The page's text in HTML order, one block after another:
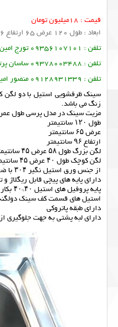
قیمت : 18میلیون تومان
ابعاد : طول 120 عرض 65 ارتفاع 96 سانتیمتر
تلفن : 09356107101 تورج امین فر
تلفن : 09378003488 ساسان پرتو
تلفن : 09128931339 منصور امین فر
سینک ظرفشویی استیل با دو لگن
زنگ می باشد.
مزیت سينک در مدل پرسی طول عمر
طول ۱۲۰ سانتیمتر
عرض ۶۵ سانتیمتر
ارتفاع ۹۶ سانتیمتر
لگن بزرگ طول ۵۸ عرض ۴۵ سانتیمتر
لگن کوچک طول ۴۰ عرض ۴۵ سانتیمتر
از جنس ورق استیل نگیر ۳۰۴ با ضخامت یک میل
دارای پایه های پیچی قابل ریگلاژ و
پایه پروفیل های استیل ۴۰*۴۰ بکار رفته در پایه بسیار مقاوم میباشد.
استیل های قسمت کف سینک دولگنه استیل از پروفیل های ۲۰*۲۰
دارای طبقه پاتروکی
دارای لبه پشتی به جهت جلوگیری